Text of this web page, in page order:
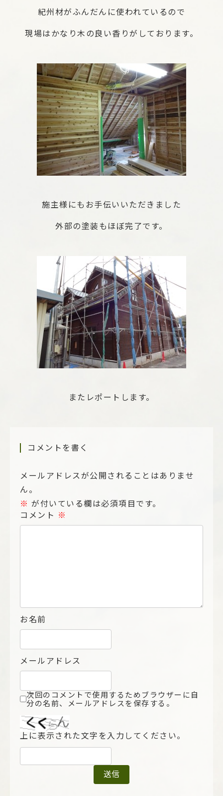
紀州材がふんだんに使われているので
現場はかなり木の良い香りがしております。
施主様にもお手伝いいただきました
外部の塗装もほぼ完了です。
またレポートします。
コメントを書く
メールアドレスが公開されることはありませ
ん。
※ が付いている欄は必須項目です。
コメント ※
お名前
メールアドレス
次回のコメントで使用するためブラウザーに自
分の名前、メールアドレスを保存する。
上に表示された文字を入力してください。